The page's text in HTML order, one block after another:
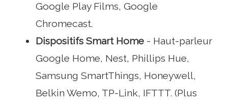
Google Play Films, Google
Chromecast.
Dispositifs Smart Home - Haut-parleur
Google Home, Nest, Phillips Hue,
Samsung SmartThings, Honeywell,
Belkin Wemo, TP-Link, IFTTT. (Plus